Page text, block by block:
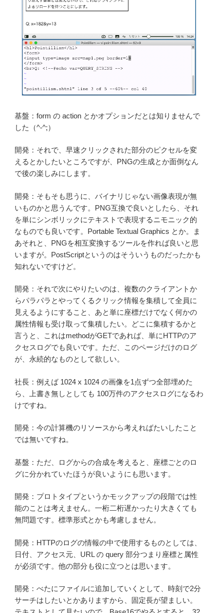
基盤：form の action とかオプションだとは知りませんで
した（^-^;）
開発：それで、早速クリックされた部分のピクセルを変
えるとかしたいところですが、PNGの生成とか面倒なん
で後の楽しみにします。
開発：そもそも思うに、バイナリじゃない画像表現が無
いものかと思うんです。PNG互換で良いとしたら、それ
を単にシンボリックにテキストで表現するニモニック的
なものでも良いです。Portable Textual Graphics とか。ま
あそれと、PNGを相互変換するツールを作れば良いと思
いますが。PostScriptというのはそういうものだったかも
知れないですけど。
開発：それで次にやりたいのは、複数のクライアントか
らパラパラとやってくるクリック情報を集積して全員に
見えるようにすること、あと単に座標だけでなく何かの
属性情報も受け取って集積したい。どこに集積するかと
言うと、これはmethodがGETであれば、単にHTTPのア
クセスログでも良いです。ただ、このページだけのログ
が、永続的なものとして欲しい。
社長：例えば 1024 x 1024 の画像を1点ずつ全部埋めた
ら、上書き無しとしても 100万件のアクセスログになるわ
けですね。
開発：今の計算機のリソースから考えればたいしたこと
では無いですね。
基盤：ただ、ログからの合成を考えると、座標ごとのロ
グに分かれていたほうが良いようにも思います。
開発：プロトタイプというかモックアップの段階では性
能のことは考えません。一桁二桁遅かったり大きくても
無問題です。標準形式とかも考慮しません。
開発：HTTPのログの情報の中で使用するものとしては、
日付、アクセス元、URL の query 部分つまり座標と属性
が必須です。他の部分も役に立つとは思います。
開発：べたにファイルに追加していくとして、時刻で2分
サーチはしたいとかありますから、固定長が望ましい。